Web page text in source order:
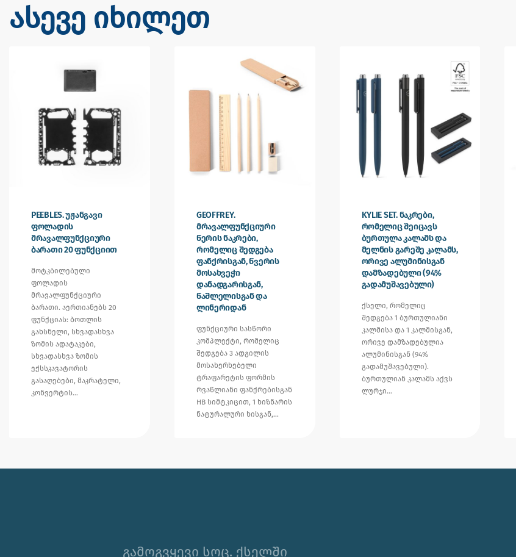
ასევე იხილეთ
PEEBLES. უჟანგავი
ფოლადის
მრავალფუნქციური
ბარათი 20 ფუნქციით
მოტკბილებული
ფოლადის
მრავალფუნქციური
ბარათი. აერთიანებს 20
ფუნქციას: ბოთლის
გახსნელი, სხვადასხვა
ზომის ადატაკები,
სხვადასხვა ზომის
ექსსკავატორის
გასაღებები, მაკრატელი,
კონვერტის…
GEOFFREY.
მრავალფუნქციური
წერის ნაკრები,
რომელიც შედგება
ფანქრისგან, წვერის
მოსახვეჭი
დანადგარისგან,
წაშლელისგან და
ლინერიდან
ფუნქციური სასწორი
კომპლექტი, რომელიც
შედგება 3 ადგილის
მოსახერხებელი
ტრაფარეტის ფორმის
რვაწლიანი ფანქრებისგან
HB სიმტკიცით, 1 ხიზნარის
ნატურალური ხისგან,…
KYLIE SET. ნაკრები,
რომელიც შეიცავს
ბურთულა კალამს და
მელნის გარეშე კალამს,
ორივე ალუმინისგან
დამზადებული (94%
გადამუშავებული)
ქსელი, რომელიც
შედგება 1 ბურთულიანი
კალმისა და 1 კალმისგან,
ორივე დამზადებულია
ალუმინისგან (94%
გადამუშავებული).
ბურთულიან კალამს აქვს
ლურჯი…
გამოგვყევი სოც. ქსელში